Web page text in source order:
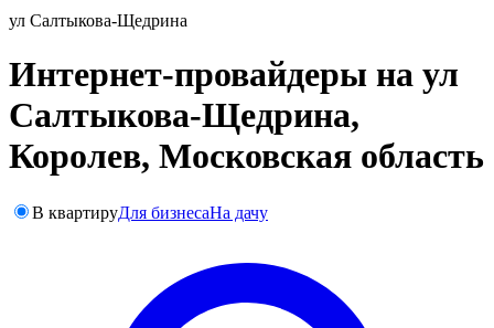
ул Салтыкова-Щедрина
Интернет-провайдеры на ул
Салтыкова-Щедрина,
Королев, Московская область
В квартируДля бизнесаНа дачу